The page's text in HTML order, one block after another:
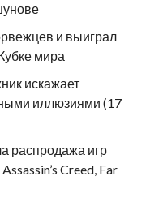
и выиграл
мира
искажает
иллюзиями (17
распродажа игр
Creed, Far